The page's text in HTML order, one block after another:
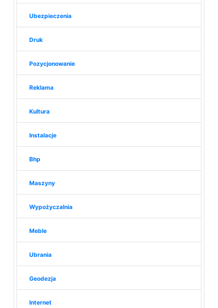
Ubezpieczenia
Druk
Pozycjonowanie
Reklama
Kultura
Instalacje
Bhp
Maszyny
Wypożyczalnia
Meble
Ubrania
Geodezja
Internet